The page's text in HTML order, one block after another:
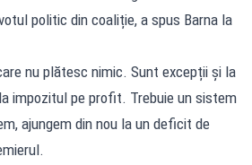
politic din coaliție, a spus Barna la
nu plătesc nimic. Sunt excepții și la
impozitul pe profit. Trebuie un sistem
ajungem din nou la un deficit de